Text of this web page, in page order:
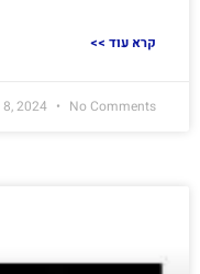
<< קרא עוד
2024 No Comments